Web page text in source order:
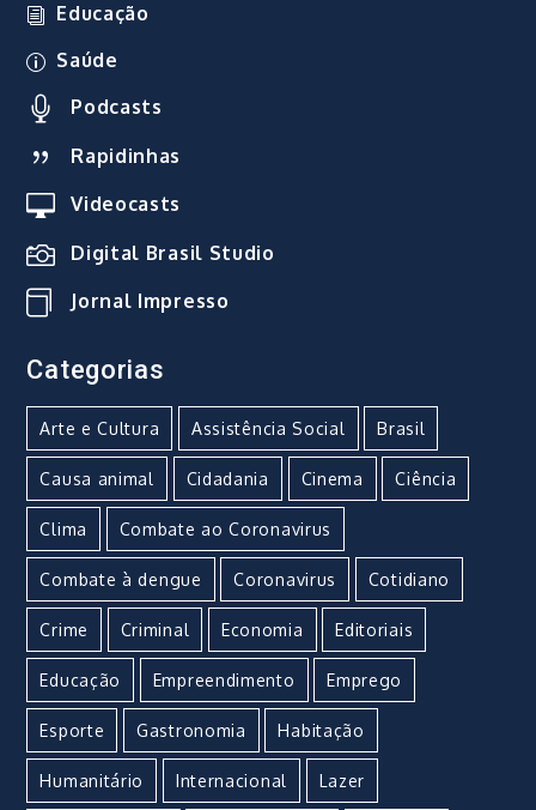
Educação
Saúde
Podcasts
Rapidinhas
Videocasts
Digital Brasil Studio
Jornal Impresso
Categorias
Arte e Cultura Assistência Social Brasil
Causa animal Cidadania Cinema Ciência
Clima Combate ao Coronavirus
Combate à dengue Coronavirus Cotidiano
Crime Criminal Economia Editoriais
Educação Empreendimento Emprego
Esporte Gastronomia Habitação
Humanitário Internacional Lazer